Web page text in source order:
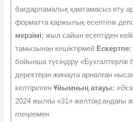
бағдарламалық қамтамасыз ету
форматта қаржылық есептілік
мерзімі: жыл сайын есептіден
тамызынан кешіктірмей Ескертпе:
бойынша түсіндіру «Бухгалтерлік
деректерін жинауға арналған
келтірілген Ұйымның атауы:
2024 жылғы «31» желтоқсандағы
теңгемен